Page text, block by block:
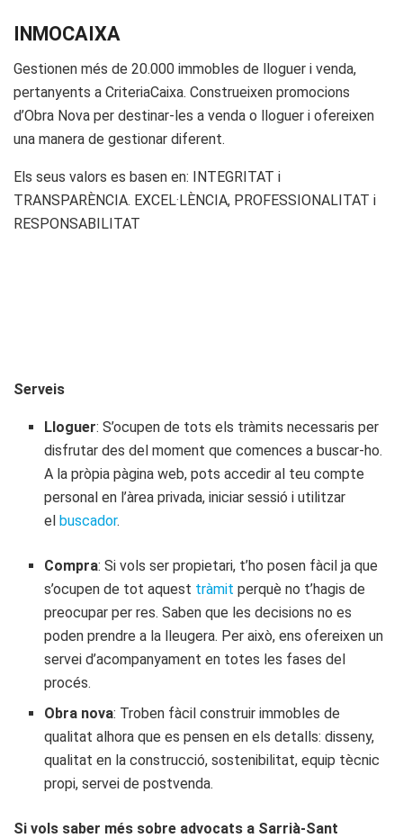
INMOCAIXA
Gestionen més de 20.000 immobles de lloguer i venda,
pertanyents a CriteriaCaixa. Construeixen promocions
d’Obra Nova per destinar-les a venda o lloguer i ofereixen
una manera de gestionar diferent.
Els seus valors es basen en: INTEGRITAT i
TRANSPARÈNCIA. EXCEL·LÈNCIA, PROFESSIONALITAT i
RESPONSABILITAT
Serveis
Lloguer: S’ocupen de tots els tràmits necessaris per
disfrutar des del moment que comences a buscar-ho.
A la pròpia pàgina web, pots accedir al teu compte
personal en l’àrea privada, iniciar sessió i utilitzar
elbuscador.
Compra: Si vols ser propietari, t’ho posen fàcil ja que
s’ocupen de tot aquest tràmit perquè no t’hagis de
preocupar per res. Saben que les decisions no es
poden prendre a la lleugera. Per això, ens ofereixen un
servei d’acompanyament en totes les fases del
procés.
Obra nova: Troben fàcil construir immobles de
qualitat alhora que es pensen en els detalls: disseny,
qualitat en la construcció, sostenibilitat, equip tècnic
propi, servei de postvenda.
Si vols saber més sobre advocats a Sarrià-Sant